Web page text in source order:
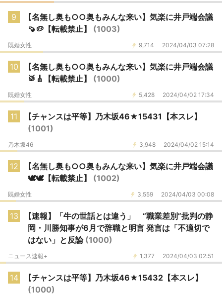
9
【名無し奥も○○奥もみんな来い】気楽に井戸端会議
🍠🥔【転載禁止】 (1003)
9,714 2024/04/03 07:28
既婚女性
10
【名無し奥も○○奥もみんな来い】気楽に井戸端会議
🥁🎸【転載禁止】 (1000)
5,428 2024/04/02 17:34
既婚女性
11
【チャンスは平等】乃木坂46★15431【本スレ】
(1001)
3,948 2024/04/02 15:14
乃木坂46
12
【名無し奥も○○奥もみんな来い】気楽に井戸端会議
🕊🕊【転載禁止】 (1002)
3,559 2024/04/03 00:08
既婚女性
13
【速報】「牛の世話とは違う」 “職業差別”批判の静
岡・川勝知事が6月で辞職と明言 発言は「不適切で
はない」と反論 (1000)
1,377 2024/04/03 02:51
ニュース速報+
14
【チャンスは平等】乃木坂46★15432【本スレ】
(1000)